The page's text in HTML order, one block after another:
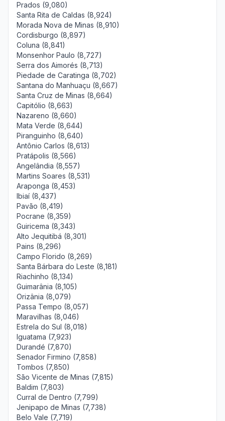
Prados (9,080)
Santa Rita de Caldas (8,924)
Morada Nova de Minas (8,910)
Cordisburgo (8,897)
Coluna (8,841)
Monsenhor Paulo (8,727)
Serra dos Aimorés (8,713)
Piedade de Caratinga (8,702)
Santana do Manhuaçu (8,667)
Santa Cruz de Minas (8,664)
Capitólio (8,663)
Nazareno (8,660)
Mata Verde (8,644)
Piranguinho (8,640)
Antônio Carlos (8,613)
Pratápolis (8,566)
Angelândia (8,557)
Martins Soares (8,531)
Araponga (8,453)
Ibiaí (8,437)
Pavão (8,419)
Pocrane (8,359)
Guiricema (8,343)
Alto Jequitibá (8,301)
Pains (8,296)
Campo Florido (8,269)
Santa Bárbara do Leste (8,181)
Riachinho (8,134)
Guimarânia (8,105)
Orizânia (8,079)
Passa Tempo (8,057)
Maravilhas (8,046)
Estrela do Sul (8,018)
Iguatama (7,923)
Durandé (7,870)
Senador Firmino (7,858)
Tombos (7,850)
São Vicente de Minas (7,815)
Baldim (7,803)
Curral de Dentro (7,799)
Jenipapo de Minas (7,738)
Belo Vale (7,719)